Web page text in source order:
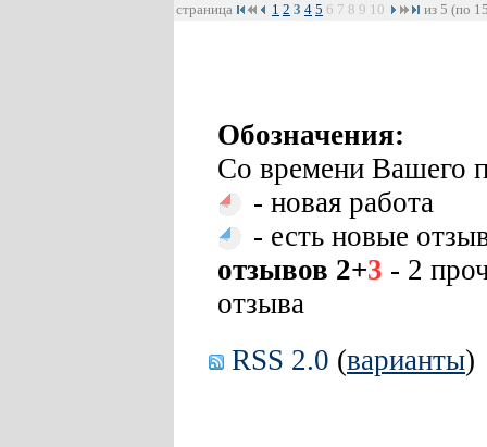
страница 1 2 3 4 5 6 7 8 9 10 из 5 (по
Обозначения:
Со времени Вашего
- новая работа
- есть новые
отзывов 2+3 - 2
отзыва
RSS 2.0 (варианты)